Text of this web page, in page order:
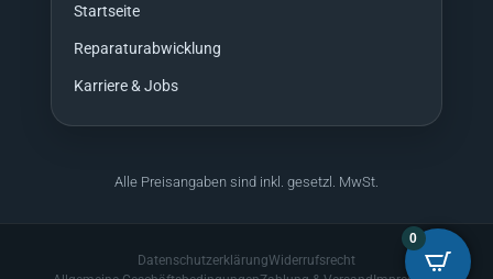
Startseite
Reparaturabwicklung
Karriere & Jobs
Alle Preisangaben sind inkl. gesetzl. MwSt.
DatenschutzerklärungWiderrufsrecht
0